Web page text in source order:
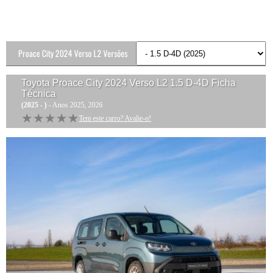
Toyota Proace City 2024 Verso L2 1.5 D-4D Ficha
Técnica
(2025 - ) - Anos 2025, 2026
★★★★★
★★★★★ Tem este carro? Avalie-o!
Proace City 2024 Verso L2 Versões